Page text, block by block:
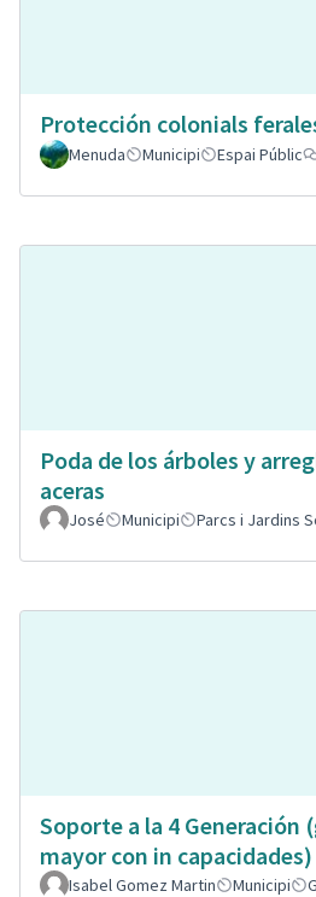
Protección colonials
Menuda
Municipi Espai Públic
Poda de los árboles y
aceras
José Municipi Parcs i Jardins
Soporte a la 4 Generación
mayor con in capacidades)
Isabel Gomez Martin Municipi